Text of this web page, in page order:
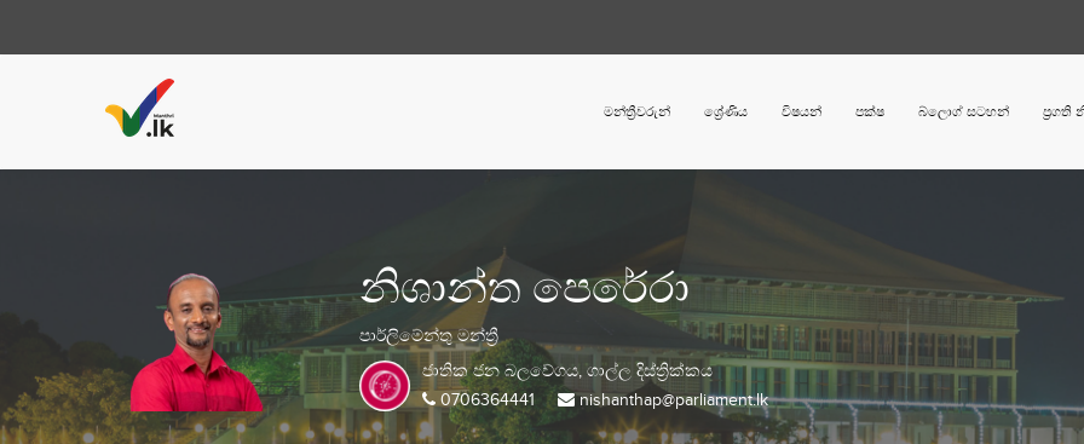
මන්ත්‍රීවරුන් ශ්‍රේණිය විෂයන් පක්ෂ බ්ලොග් සටහන් ප්‍රගති
නිශාන්ත පෙරේරා
පාර්ලිමේන්තු මන්ත්‍රී
ජාතික ජන බලවේගය, ගාල්ල දිස්ත්‍රික්කය
0706364441
nishanthap@parliament.lk